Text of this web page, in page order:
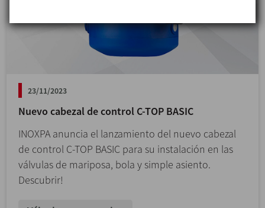
23/11/2023
Nuevo cabezal de control C-TOP BASIC
INOXPA anuncia el lanzamiento del nuevo cabezal
de control C-TOP BASIC para su instalación en las
válvulas de mariposa, bola y simple asiento.
Descubrir!